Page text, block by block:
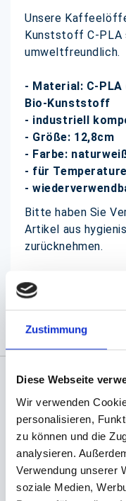
Zustimmung
Diese Webseite
Wir verwenden
personalisieren,
zu können und die
analysieren.
Verwendung unserer
soziale Medien,
Unsere
Kunststoff C-PLA
umweltfreundlich.
- Material: C-
Bio-Kunststoff
- industriell
- Größe: 12,8cm
- Farbe:
- für
-
Bitte haben Sie
Artikel aus
zurücknehmen.
(Abb. evtl.
Angaben zur
Bullhamm 24-26,
Sie könnten auch
interessiert sein